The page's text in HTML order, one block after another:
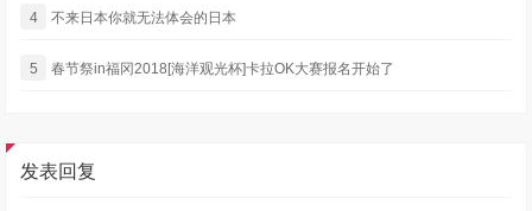
4 不来日本你就无法体会的日本
5 春节祭in福冈2018[海洋观光杯]卡拉OK大赛报名开始了
发表回复